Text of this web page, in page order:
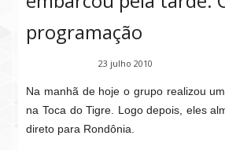
programação
23 julho 2010
Na manhã de hoje o grupo realizou
na Toca do Tigre. Logo depois, eles
direto para Rondônia.